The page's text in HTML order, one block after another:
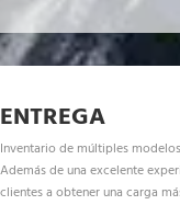
ENTREGA
Inventario de múltiples
Además de una excelente
clientes a obtener una carga